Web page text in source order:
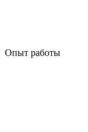
Опыт работы